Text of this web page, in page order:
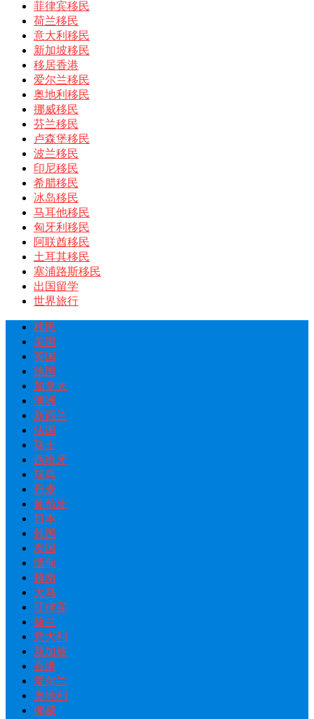
菲律宾移民
荷兰移民
意大利移民
新加坡移民
移居香港
爱尔兰移民
奥地利移民
挪威移民
芬兰移民
卢森堡移民
波兰移民
印尼移民
希腊移民
冰岛移民
马耳他移民
匈牙利移民
阿联酋移民
土耳其移民
塞浦路斯移民
出国留学
世界旅行
移民
美国
英国
德国
加拿大
澳洲
新西兰
法国
瑞士
西班牙
瑞典
丹麦
葡萄牙
日本
韩国
泰国
缅甸
越南
大马
菲律宾
荷兰
意大利
新加坡
香港
爱尔兰
奥地利
挪威